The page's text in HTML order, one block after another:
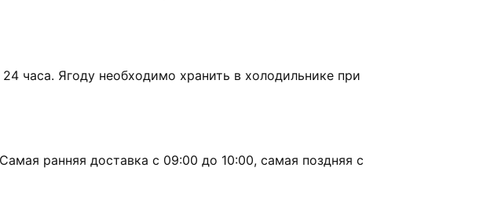
часа. Ягоду необходимо хранить в холодильнике при
ранняя доставка с 09:00 до 10:00, самая поздняя с